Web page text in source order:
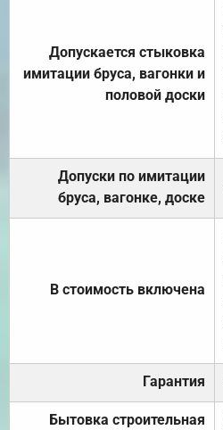
Допускается стыковка
имитации бруса, вагонки и
половой доски
Допуски по имитации
бруса, вагонке, доске
В стоимость включена
Гарантия
Бытовка строительная